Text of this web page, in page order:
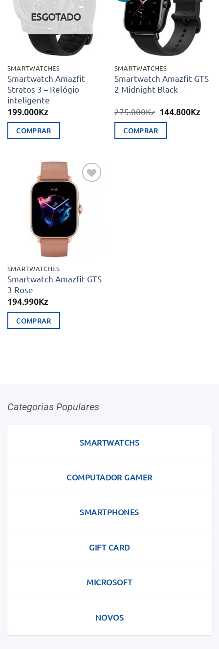
desejos
ESGOTADO
SMARTWATCHES
Smartwatch Amazfit
Stratos 3 – Relógio
inteligente
199.000Kz
COMPRAR
desejos
SMARTWATCHES
Smartwatch Amazfit GTS
2 Midnight Black
275.000Kz O
era:
144.800KzO
COMPRAR
Adicionar
aos meus
desejos
SMARTWATCHES
Smartwatch Amazfit GTS
3 Rose
194.990Kz
COMPRAR
Categorias Populares
SMARTWATCHS
COMPUTADOR GAMER
SMARTPHONES
GIFT CARD
MICROSOFT
NOVOS